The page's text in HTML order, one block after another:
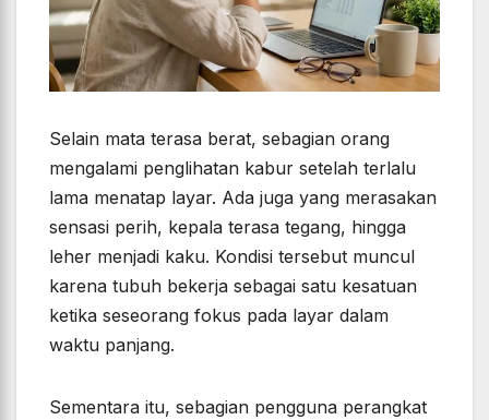
Selain mata terasa berat, sebagian orang
mengalami penglihatan kabur setelah terlalu
lama menatap layar. Ada juga yang merasakan
sensasi perih, kepala terasa tegang, hingga
leher menjadi kaku. Kondisi tersebut muncul
karena tubuh bekerja sebagai satu kesatuan
ketika seseorang fokus pada layar dalam
waktu panjang.
Sementara itu, sebagian pengguna perangkat